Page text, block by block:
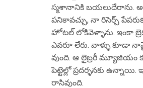
స్మశానానికి బయలుదేరాను.
పనికావచ్చు, నా రిసెర్చ్
హోటల్ లోకివెళ్ళాను. ఇంకా
ఎవరూ లేరు. వాళ్ళు కూడా
వుంది. ఆ లైబ్రరీ మ్యూజియం
పెట్టెల్లో ప్రదర్ళనకు
రాసివుంది.